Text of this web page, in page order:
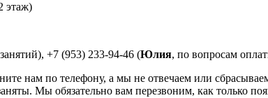
этаж)
+7 (953) 233-94-46 (Юлия, по вопросам
нам по телефону, а мы не отвечаем или
Мы обязательно вам перезвоним, как только